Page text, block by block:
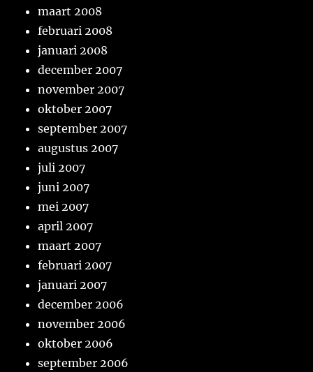
maart 2008
februari 2008
januari 2008
december 2007
november 2007
oktober 2007
september 2007
augustus 2007
juli 2007
juni 2007
mei 2007
april 2007
maart 2007
februari 2007
januari 2007
december 2006
november 2006
oktober 2006
september 2006